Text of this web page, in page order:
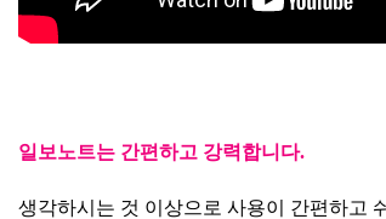
일보노트는 간편하고 강력합니다.
생각하시는 것 이상으로 사용이 간편하고